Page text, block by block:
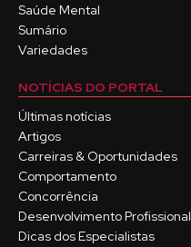
Saúde Mental
Sumário
Variedades
NOTÍCIAS DO PORTAL
Últimas notícias
Artigos
Carreiras & Oportunidades
Comportamento
Concorrência
Desenvolvimento Profissional
Dicas dos Especialistas